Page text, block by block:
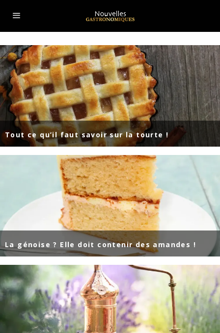
Tout ce qu’il faut savoir sur la tourte !
La génoise ? Elle doit contenir des amandes !